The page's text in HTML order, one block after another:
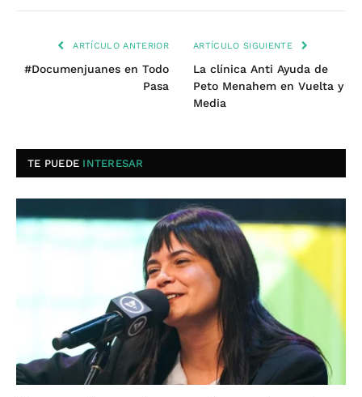
ARTÍCULO ANTERIOR
#Documenjuanes en Todo
Pasa
ARTÍCULO SIGUIENTE
La clínica Anti Ayuda de
Peto Menahem en Vuelta y
Media
TE PUEDE INTERESAR